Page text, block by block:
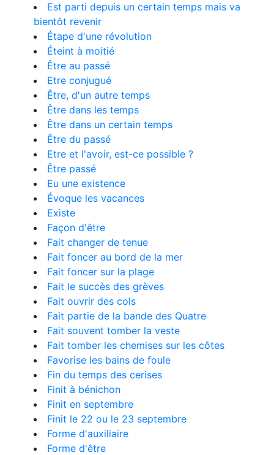
Est parti depuis un certain temps mais va
bientôt revenir
Étape d'une révolution
Éteint à moitié
Être au passé
Etre conjugué
Être, d'un autre temps
Être dans les temps
Être dans un certain temps
Être du passé
Etre et l'avoir, est-ce possible ?
Être passé
Eu une existence
Évoque les vacances
Existe
Façon d'être
Fait changer de tenue
Fait foncer au bord de la mer
Fait foncer sur la plage
Fait le succès des grèves
Fait ouvrir des cols
Fait partie de la bande des Quatre
Fait souvent tomber la veste
Fait tomber les chemises sur les côtes
Favorise les bains de foule
Fin du temps des cerises
Finit à bénichon
Finit en septembre
Finit le 22 ou le 23 septembre
Forme d'auxiliaire
Forme d'être